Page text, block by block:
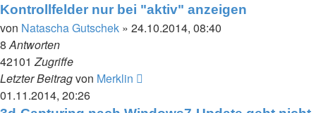
Kontrollfelder nur bei "aktiv" anzeigen
von Natascha Gutschek » 24.10.2014, 08:40
8Antworten
42101Zugriffe
Letzter Beitragvon Merklin
01.11.2014, 20:26